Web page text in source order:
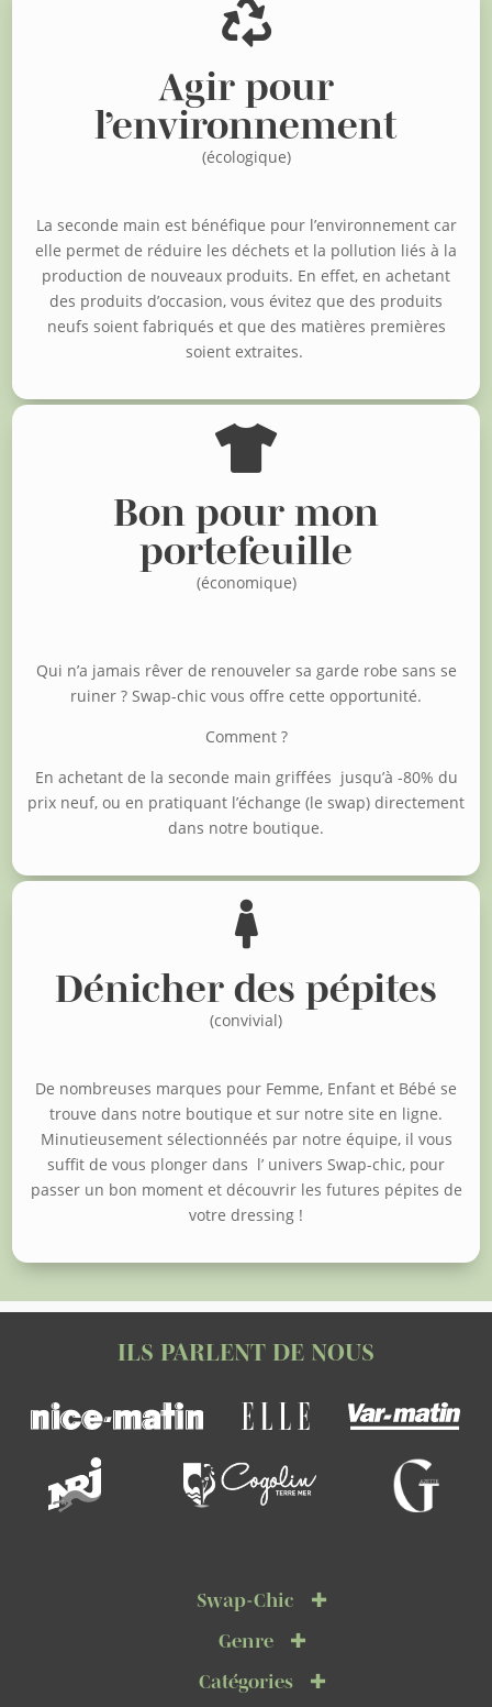

Agir pour
l’environnement
(écologique)
La seconde main est bénéfique pour l’environnement car
elle permet de réduire les déchets et la pollution liés à la
production de nouveaux produits. En effet, en achetant
des produits d’occasion, vous évitez que des produits
neufs soient fabriqués et que des matières premières
soient extraites.

Bon pour mon
portefeuille
(économique)
Qui n’a jamais rêver de renouveler sa garde robe sans se
ruiner ? Swap-chic vous offre cette opportunité.
Comment ?
En achetant de la seconde main griffées jusqu’à -80% du
prix neuf, ou en pratiquant l’échange (le swap) directement
dans notre boutique.

Dénicher des pépites
(convivial)
De nombreuses marques pour Femme, Enfant et Bébé se
trouve dans notre boutique et sur notre site en ligne.
Minutieusement sélectionnéés par notre équipe, il vous
suffit de vous plonger dans l’ univers Swap-chic, pour
passer un bon moment et découvrir les futures pépites de
votre dressing !
ILS PARLENT DE NOUS
Swap-Chic
Genre
Catégories